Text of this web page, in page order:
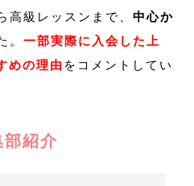
高級レッスンまで、 中心か
。 一部実際に入会した上
めの理由 をコメントしてい
部紹介